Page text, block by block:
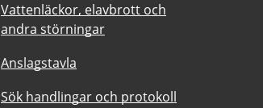
Vattenläckor, elavbrott och
andra störningar
Anslagstavla
Sök handlingar och protokoll